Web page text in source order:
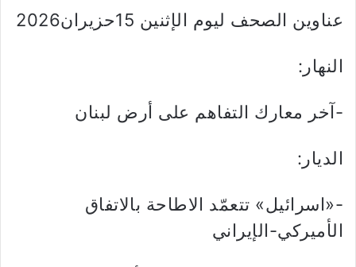
عناوين الصحف ليوم الإثنين 15حزيران2026
النهار:
-آخر معارك التفاهم على أرض لبنان
الديار:
-«اسرائيل» تتعمّد الاطاحة بالاتفاق
الأميركي-الإيراني